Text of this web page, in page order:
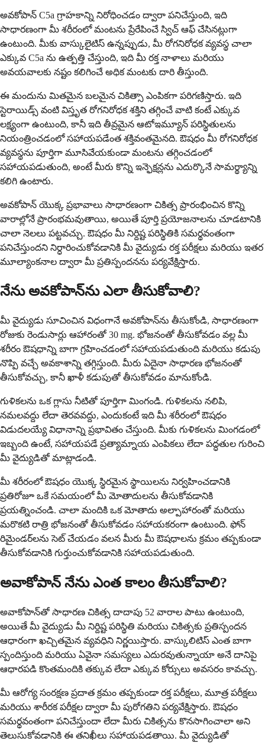
అవకోపాన్ C5a గ్రాహకాన్ని నిరోధించడం ద్వారా పనిచేస్తుంది, ఇది
సాధారణంగా మీ శరీరంలో మంటను ప్రేరేపించే స్విచ్ ఆఫ్ చేసినట్లుగా
ఉంటుంది. మీకు వాస్కులైటిస్ ఉన్నప్పుడు, మీ రోగనిరోధక వ్యవస్థ చాలా
ఎక్కువ C5a ను ఉత్పత్తి చేస్తుంది, ఇది మీ రక్త నాళాలు మరియు
అవయవాలకు నష్టం కలిగించే అధిక మంటకు దారి తీస్తుంది.
ఈ మందును మితమైన బలమైన చికిత్సా ఎంపికగా పరిగణిస్తారు. ఇది
స్టెరాయిడ్స్ వంటి విస్తృత రోగనిరోధక శక్తిని తగ్గించే వాటి కంటే ఎక్కువ
లక్ష్యంగా ఉంటుంది, కానీ ఇది తీవ్రమైన ఆటోఇమ్యూన్ పరిస్థితులను
నియంత్రించడంలో సహాయపడేంత శక్తివంతమైనది. ఔషధం మీ రోగనిరోధక
వ్యవస్థను పూర్తిగా మూసివేయకుండా మంటను తగ్గించడంలో
సహాయపడుతుంది, అంటే మీరు కొన్ని ఇన్ఫెక్షన్లను ఎదుర్కొనే సామర్థ్యాన్ని
కలిగి ఉంటారు.
అవకోపాన్ యొక్క ప్రభావాలు సాధారణంగా చికిత్స ప్రారంభించిన కొన్ని
వారాల్లోనే ప్రారంభమవుతాయి, అయితే పూర్తి ప్రయోజనాలను చూడటానికి
చాలా నెలలు పట్టవచ్చు. ఔషధం మీ నిర్దిష్ట పరిస్థితికి సమర్థవంతంగా
పనిచేస్తుందని నిర్ధారించుకోవడానికి మీ వైద్యుడు రక్త పరీక్షలు మరియు ఇతర
మూల్యాంకనాల ద్వారా మీ ప్రతిస్పందనను పర్యవేక్షిస్తారు.
నేను అవకోపాన్‌ను ఎలా తీసుకోవాలి?
మీ వైద్యుడు సూచించిన విధంగానే అవకోపాన్‌ను తీసుకోండి, సాధారణంగా
రోజుకు రెండుసార్లు ఆహారంతో 30 mg. భోజనంతో తీసుకోవడం వల్ల మీ
శరీరం ఔషధాన్ని బాగా గ్రహించడంలో సహాయపడుతుంది మరియు కడుపు
నొప్పి వచ్చే అవకాశాన్ని తగ్గిస్తుంది. మీరు ఏదైనా సాధారణ భోజనంతో
తీసుకోవచ్చు, కానీ ఖాళీ కడుపుతో తీసుకోవడం మానుకోండి.
గుళికలను ఒక గ్లాసు నీటితో పూర్తిగా మింగండి. గుళికలను నలిపి,
నమలవద్దు లేదా తెరవవద్దు, ఎందుకంటే ఇది మీ శరీరంలో ఔషధం
విడుదలయ్యే విధానాన్ని ప్రభావితం చేస్తుంది. మీకు గుళికలను మింగడంలో
ఇబ్బంది ఉంటే, సహాయపడే ప్రత్యామ్నాయ ఎంపికలు లేదా పద్ధతుల గురించి
మీ వైద్యుడితో మాట్లాడండి.
మీ శరీరంలో ఔషధం యొక్క స్థిరమైన స్థాయిలను నిర్వహించడానికి
ప్రతిరోజూ ఒకే సమయంలో మీ మోతాదులను తీసుకోవడానికి
ప్రయత్నించండి. చాలా మందికి ఒక మోతాదు అల్పాహారంతో మరియు
మరొకటి రాత్రి భోజనంతో తీసుకోవడం సహాయకరంగా ఉంటుంది. ఫోన్
రిమైండర్‌లను సెట్ చేయడం వలన మీరు మీ ఔషధాలను క్రమం తప్పకుండా
తీసుకోవడానికి గుర్తుంచుకోవడానికి సహాయపడుతుంది.
అవాకోపాన్ నేను ఎంత కాలం తీసుకోవాలి?
అవాకోపాన్‌తో సాధారణ చికిత్స దాదాపు 52 వారాల పాటు ఉంటుంది,
అయితే మీ వైద్యుడు మీ నిర్దిష్ట పరిస్థితి మరియు చికిత్సకు ప్రతిస్పందన
ఆధారంగా ఖచ్చితమైన వ్యవధిని నిర్ణయిస్తారు. వాస్కులిటిస్ ఎంత బాగా
స్పందిస్తుంది మరియు ఏవైనా సమస్యలు ఎదురవుతున్నాయా అనే దానిపై
ఆధారపడి కొంతమందికి తక్కువ లేదా ఎక్కువ కోర్సులు అవసరం కావచ్చు.
మీ ఆరోగ్య సంరక్షణ ప్రదాత క్రమం తప్పకుండా రక్త పరీక్షలు, మూత్ర పరీక్షలు
మరియు శారీరక పరీక్షల ద్వారా మీ పురోగతిని పర్యవేక్షిస్తారు. ఔషధం
సమర్థవంతంగా పనిచేస్తుందా లేదా మీరు చికిత్సను కొనసాగించాలా అని
తెలుసుకోవడానికి ఈ తనిఖీలు సహాయపడతాయి. మీ వైద్యుడితో